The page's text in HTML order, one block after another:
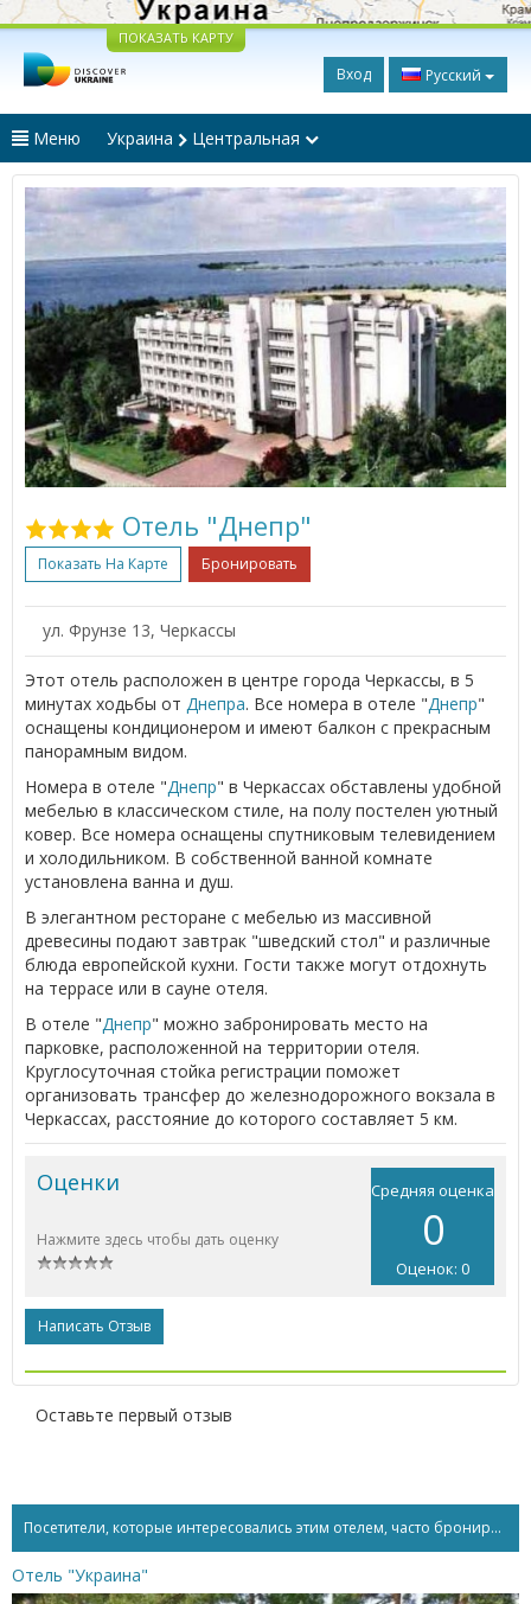
ПОКАЗАТЬ КАРТУ
Вход Русский
Меню Украина Центральная
Отель "Днепр"
Показать На Карте Бронировать
ул. Фрунзе 13, Черкассы
Этот отель расположен в центре города Черкассы, в 5
минутах ходьбы от Днепра. Все номера в отеле "Днепр"
оснащены кондиционером и имеют балкон с прекрасным
панорамным видом.
Номера в отеле "Днепр" в Черкассах обставлены удобной
мебелью в классическом стиле, на полу постелен уютный
ковер. Все номера оснащены спутниковым телевидением
и холодильником. В собственной ванной комнате
установлена ванна и душ.
В элегантном ресторане с мебелью из массивной
древесины подают завтрак "шведский стол" и различные
блюда европейской кухни. Гости также могут отдохнуть
на террасе или в сауне отеля.
В отеле "Днепр" можно забронировать место на
парковке, расположенной на территории отеля.
Круглосуточная стойка регистрации поможет
организовать трансфер до железнодорожного вокзала в
Черкассах, расстояние до которого составляет 5 км.
Средняя оценка
0
Оценок: 0
Оценки
Нажмите здесь чтобы дать оценку
Написать Отзыв
Оставьте первый отзыв
Посетители, которые интересовались этим отелем, часто бронируют...
Отель "Украина"